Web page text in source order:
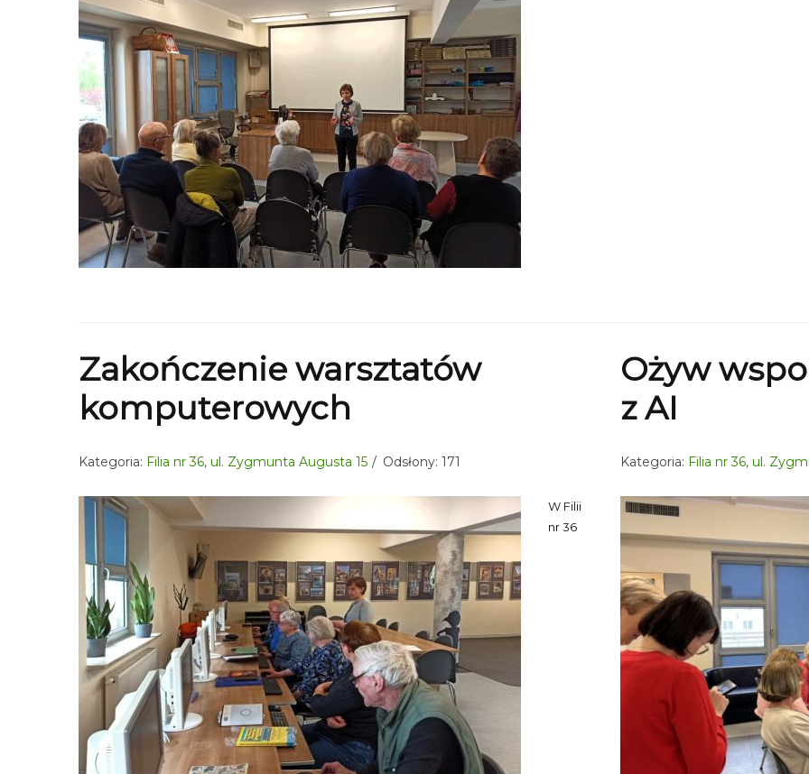
Zakończenie warsztatów
komputerowych
Kategoria: Filia nr 36, ul. Zygmunta Augusta 15 Odsłony: 171
W Filii
nr 36
Ożyw
z AI
Kategoria: Filia nr 36, ul.